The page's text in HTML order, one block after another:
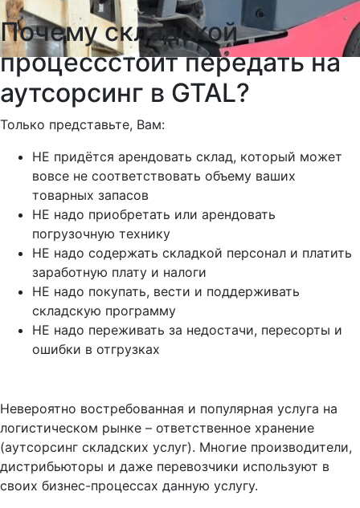
Почему складской
процессстоит передать на
аутсорсинг в GTAL?
Только представьте, Вам:
НЕ придётся арендовать склад, который может
вовсе не соответствовать объему ваших
товарных запасов
НЕ надо приобретать или арендовать
погрузочную технику
НЕ надо содержать складкой персонал и платить
заработную плату и налоги
НЕ надо покупать, вести и поддерживать
складскую программу
НЕ надо переживать за недостачи, пересорты и
ошибки в отгрузках
Невероятно востребованная и популярная услуга на
логистическом рынке – ответственное хранение
(аутсорсинг складских услуг). Многие производители,
дистрибьюторы и даже перевозчики используют в
своих бизнес-процессах данную услугу.